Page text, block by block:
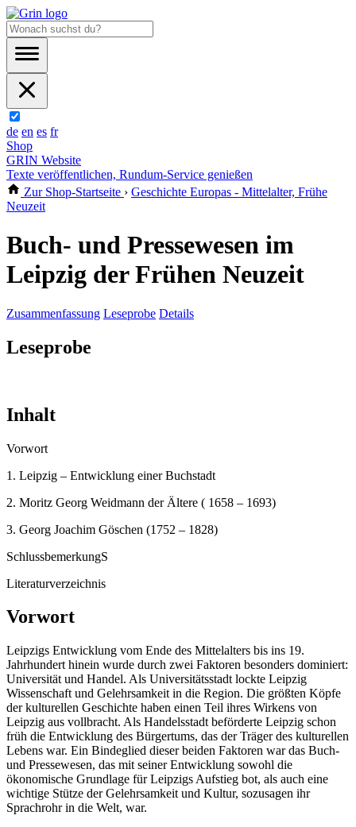
de en es fr
Shop
GRIN Website
Texte veröffentlichen, Rundum-Service genießen
Zur Shop-Startseite › Geschichte Europas - Mittelalter, Frühe
Neuzeit
Buch- und Pressewesen im
Leipzig der Frühen Neuzeit
Zusammenfassung Leseprobe Details
Leseprobe
Inhalt
Vorwort
1. Leipzig – Entwicklung einer Buchstadt
2. Moritz Georg Weidmann der Ältere ( 1658 – 1693)
3. Georg Joachim Göschen (1752 – 1828)
SchlussbemerkungS
Literaturverzeichnis
Vorwort
Leipzigs Entwicklung vom Ende des Mittelalters bis ins 19.
Jahrhundert hinein wurde durch zwei Faktoren besonders dominiert:
Universität und Handel. Als Universitätsstadt lockte Leipzig
Wissenschaft und Gelehrsamkeit in die Region. Die größten Köpfe
der kulturellen Geschichte haben einen Teil ihres Wirkens von
Leipzig aus vollbracht. Als Handelsstadt beförderte Leipzig schon
früh die Entwicklung des Bürgertums, das der Träger des kulturellen
Lebens war. Ein Bindeglied dieser beiden Faktoren war das Buch-
und Pressewesen, das mit seiner Entwicklung sowohl die
ökonomische Grundlage für Leipzigs Aufstieg bot, als auch eine
wichtige Stütze der Gelehrsamkeit und Kultur, sozusagen ihr
Sprachrohr in die Welt, war.